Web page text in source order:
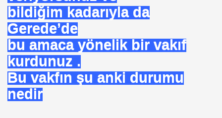
bildiğim kadarıyla da
Gerede’de
bu amaca yönelik bir vakıf
kurdunuz .
Bu vakfın şu anki durumu
nedir
AZIM ÇALIŞMA
. MEVLANA
SINEMAYI. ALLAH YOLUNDA KULLANDI